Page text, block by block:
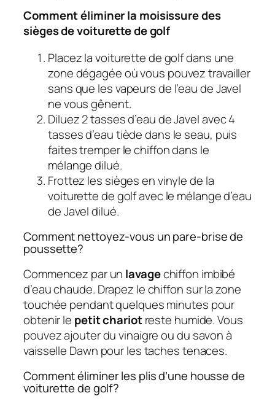
Comment éliminer la moisissure des
sièges de voiturette de golf
Placez la voiturette de golf dans une
zone dégagée où vous pouvez travailler
sans que les vapeurs de l’eau de Javel
ne vous gênent.
Diluez 2 tasses d’eau de Javel avec 4
tasses d’eau tiède dans le seau, puis
faites tremper le chiffon dans le
mélange dilué.
Frottez les sièges en vinyle de la
voiturette de golf avec le mélange d’eau
de Javel dilué.
Comment nettoyez-vous un pare-brise de
poussette?
Commencez par un lavagechiffon imbibé
d’eau chaude. Drapez le chiffon sur la zone
touchée pendant quelques minutes pour
obtenir le petit chariotreste humide. Vous
pouvez ajouter du vinaigre ou du savon à
vaisselle Dawn pour les taches tenaces.
Comment éliminer les plis d’une housse de
voiturette de golf?